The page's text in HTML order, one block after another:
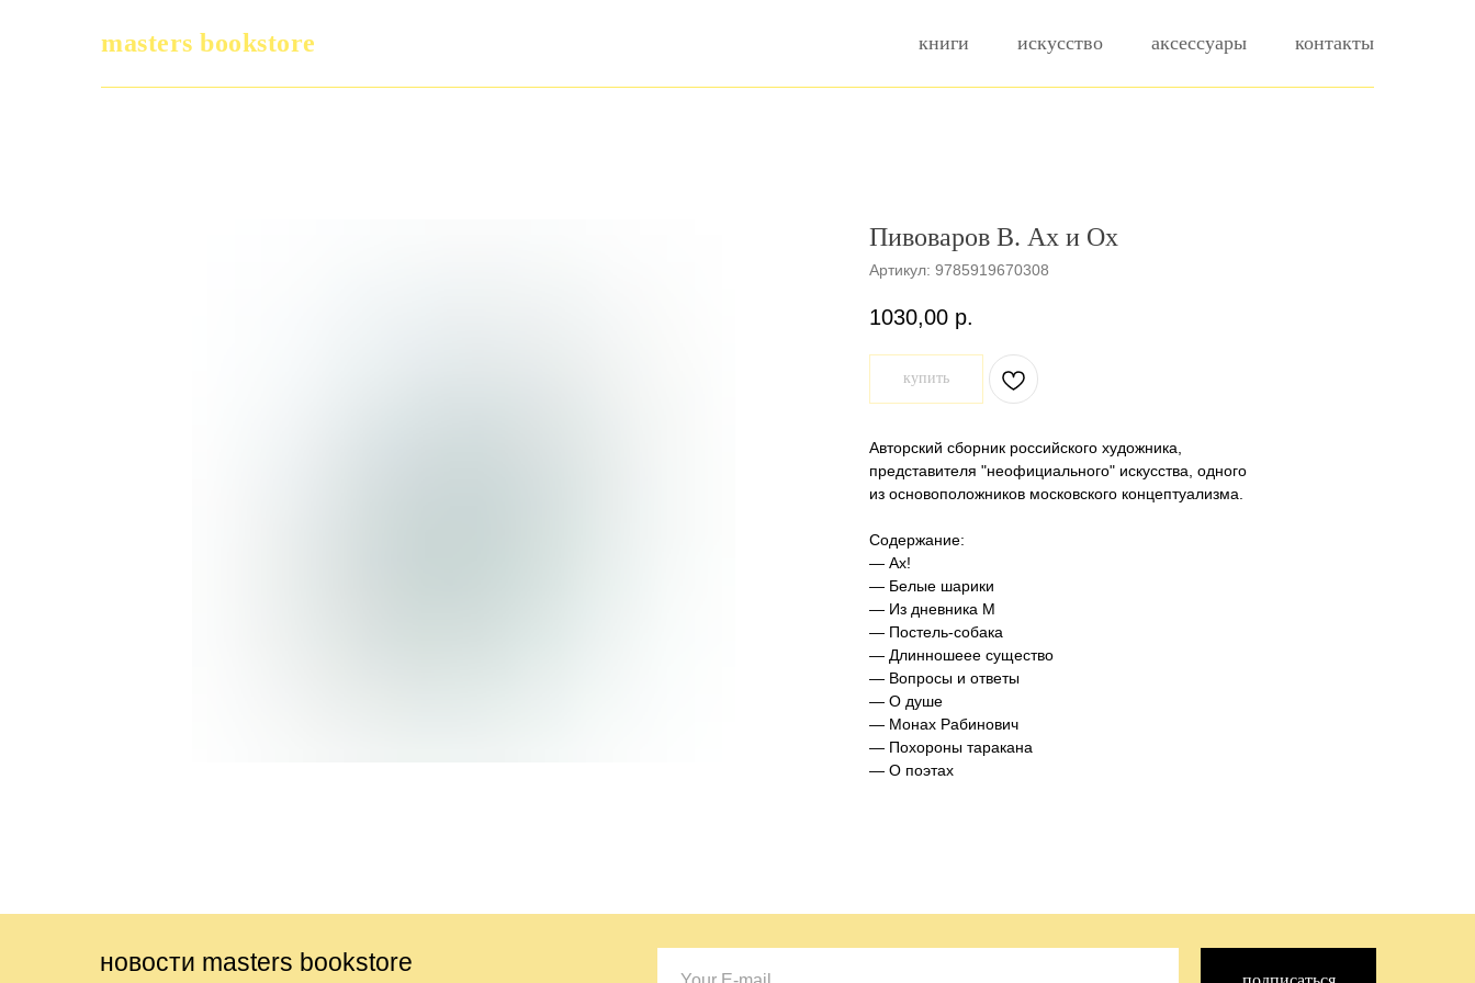
masters bookstore книги искусство аксессуары контакты
Пивоваров В. Ах и Ох
Артикул: 9785919670308
1030,00 р.
купить
Авторский сборник российского художника,
представителя "неофициального" искусства, одного
из основоположников московского концептуализма.
Содержание:
— Ах!
— Белые шарики
— Из дневника М
— Постель-собака
— Длинношеее существо
— Вопросы и ответы
— О душе
— Монах Рабинович
— Похороны таракана
— О поэтах
новости masters bookstore